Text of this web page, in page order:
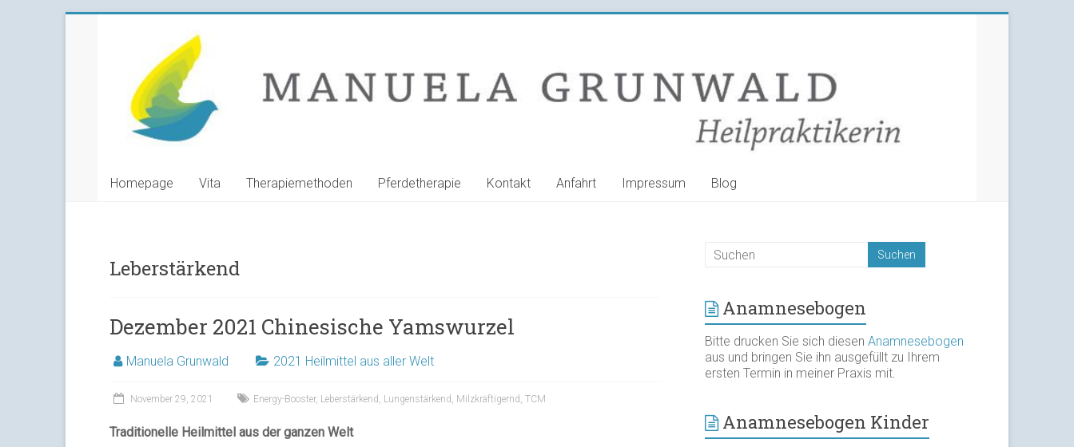
Manuela
Grunwald
Heilpraktikerin
Homepage Vita Therapiemethoden Pferdetherapie Kontakt Anfahrt Impressum Blog
Leberstärkend
Dezember 2021 Chinesische Yamswurzel
Manuela Grunwald 2021 Heilmittel aus aller Welt
November 29, 2021 Energy-Booster, Leberstärkend , Lungenstärkend , Milzkräftigernd , TCM
Traditionelle Heilmittel aus der ganzen Welt
Anamnesebogen
Bitte drucken Sie sich diesenAnamnesebogen
aus und bringen Sie ihn ausgefüllt zu Ihrem
ersten Termin in meiner Praxis mit.
Anamnesebogen Kinder